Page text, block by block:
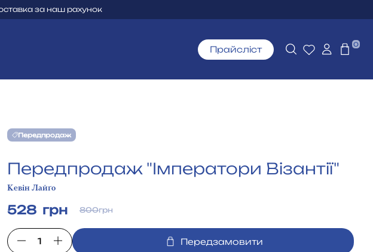
за наш рахунок
Прайсліст 0
Передпродаж
Передпродаж "Імператори Візантії"
Кевін Лайґо
528 грн 800грн
Передзамовити